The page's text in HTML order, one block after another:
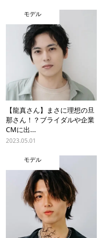
モデル
【龍真さん】まさに理想の旦
那さん！？ブライダルや企業
CMに出...
2023.05.01
モデル